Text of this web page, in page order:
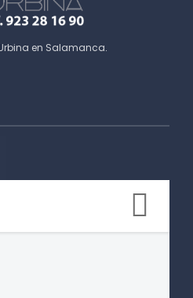
en Salamanca.